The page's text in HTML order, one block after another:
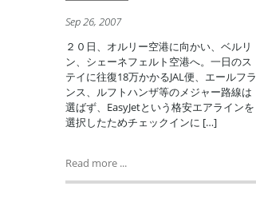
Sep 26, 2007
２０日、オルリー空港に向かい、ベルリ
ン、シェーネフェルト空港へ。一日のス
テイに往復18万かかるJAL便、エールフラ
ンス、ルフトハンザ等のメジャー路線は
選ばず、EasyJetという格安エアラインを
選択したためチェックインに […]
Read more ...